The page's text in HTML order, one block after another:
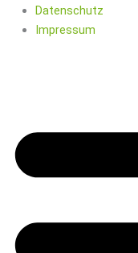
Datenschutz
Impressum